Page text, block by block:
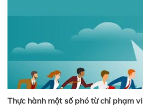
Thực hành một số phó từ chỉ phạm vi